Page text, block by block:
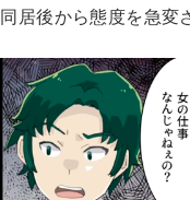
居後から態度を急変